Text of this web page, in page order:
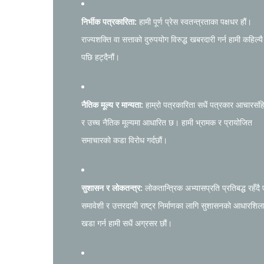
निर्भीक पत्रकारिता: हामी पूर्ण प्रेस स्वतन्त्रताका पक्षधर हौं।
राज्यशक्ति वा सत्ताको दुरुपयोग विरुद्ध खबरदारी गर्न हामी कहिल्यै
पछि हट्दैनौं।
नैतिक मूल्य र मान्यता: हाम्रो पत्रकारिता सधैं पत्रकार
र उच्च नैतिक मूल्यमा आधारित छ। हामी भ्रामक र प्रायोजित
समाचारको कडा विरोध गर्दछौं।
सुशासन र लोकतन्त्र: लोकतान्त्रिक अभ्यासप्रति प्रतिबद्ध रहँदै
समावेशी र उत्तरदायी राष्ट्र निर्माणका लागि सुशासनको आधारशिला
खडा गर्न हामी सधैं अग्रसर छौं।